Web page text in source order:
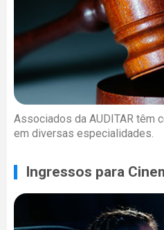
Associados da AUDITAR têm
em diversas especialidades.
Ingressos para